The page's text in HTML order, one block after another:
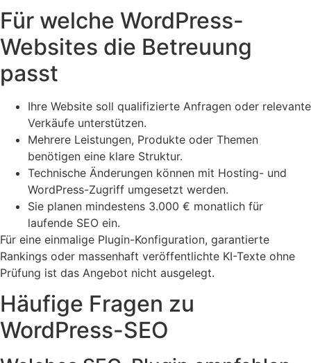
Für welche WordPress-
Websites die Betreuung
passt
Ihre Website soll qualifizierte Anfragen oder relevante
Verkäufe unterstützen.
Mehrere Leistungen, Produkte oder Themen
benötigen eine klare Struktur.
Technische Änderungen können mit Hosting- und
WordPress-Zugriff umgesetzt werden.
Sie planen mindestens 3.000 € monatlich für
laufende SEO ein.
Für eine einmalige Plugin-Konfiguration, garantierte
Rankings oder massenhaft veröffentlichte KI-Texte ohne
Prüfung ist das Angebot nicht ausgelegt.
Häufige Fragen zu
WordPress-SEO